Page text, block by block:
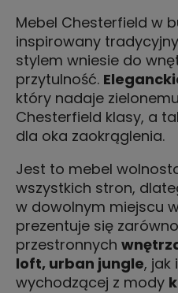
Mebel Chesterfield w
inspirowany
stylem wniesie do
przytulność.
który nadaje
Chesterfield klasy, a
dla oka zaokrąglenia.
Jest to mebel
wszystkich stron,
w dowolnym miejscu
prezentuje się
przestronnych
loft, urban jungle, jak
wychodzącej z mody